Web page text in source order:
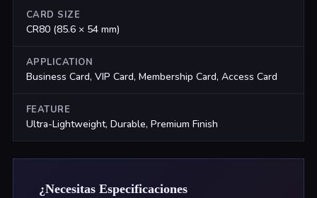
CARD SIZE
CR80 (85.6 × 54 mm)
APPLICATION
Business Card, VIP Card, Membership Card, Access Card
FEATURE
Ultra-Lightweight, Durable, Premium Finish
¿Necesitas Especificaciones